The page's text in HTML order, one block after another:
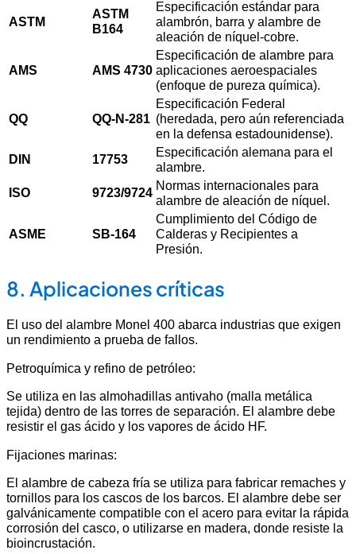
ASTM
ASTM
B164
Especificación estándar para
alambrón, barra y alambre de
aleación de níquel-cobre.
AMS AMS 4730
Especificación de alambre para
aplicaciones aeroespaciales
(enfoque de pureza química).
QQ QQ-N-281
Especificación Federal
(heredada, pero aún referenciada
en la defensa estadounidense).
DIN
17753
Especificación alemana para el
alambre.
ISO
9723/9724 Normas internacionales para
alambre de aleación de níquel.
ASME SB-164
Cumplimiento del Código de
Calderas y Recipientes a
Presión.
8. Aplicaciones críticas
El uso del alambre Monel 400 abarca industrias que exigen
un rendimiento a prueba de fallos.
Petroquímica y refino de petróleo:
Se utiliza en las almohadillas antivaho (malla metálica
tejida) dentro de las torres de separación. El alambre debe
resistir el gas ácido y los vapores de ácido HF.
Fijaciones marinas:
El alambre de cabeza fría se utiliza para fabricar remaches y
tornillos para los cascos de los barcos. El alambre debe ser
galvánicamente compatible con el acero para evitar la rápida
corrosión del casco, o utilizarse en madera, donde resiste la
bioincrustación.